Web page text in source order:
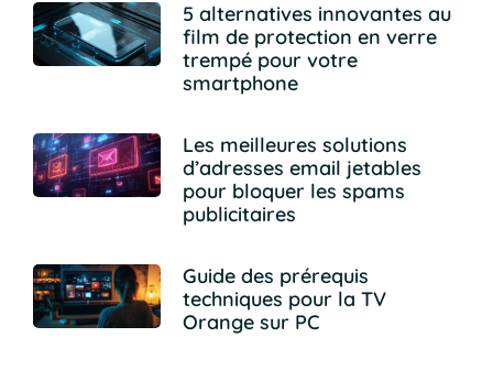
5 alternatives innovantes au
film de protection en verre
trempé pour votre
smartphone
Les meilleures solutions
d’adresses email jetables
pour bloquer les spams
publicitaires
Guide des prérequis
techniques pour la TV
Orange sur PC